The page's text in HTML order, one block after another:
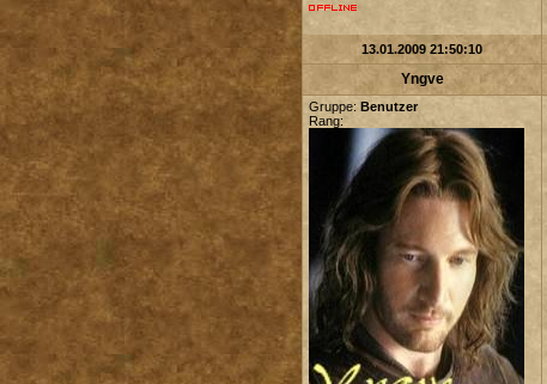
13.01.2009 21:50:10
Yngve
Gruppe: Benutzer
Rang: